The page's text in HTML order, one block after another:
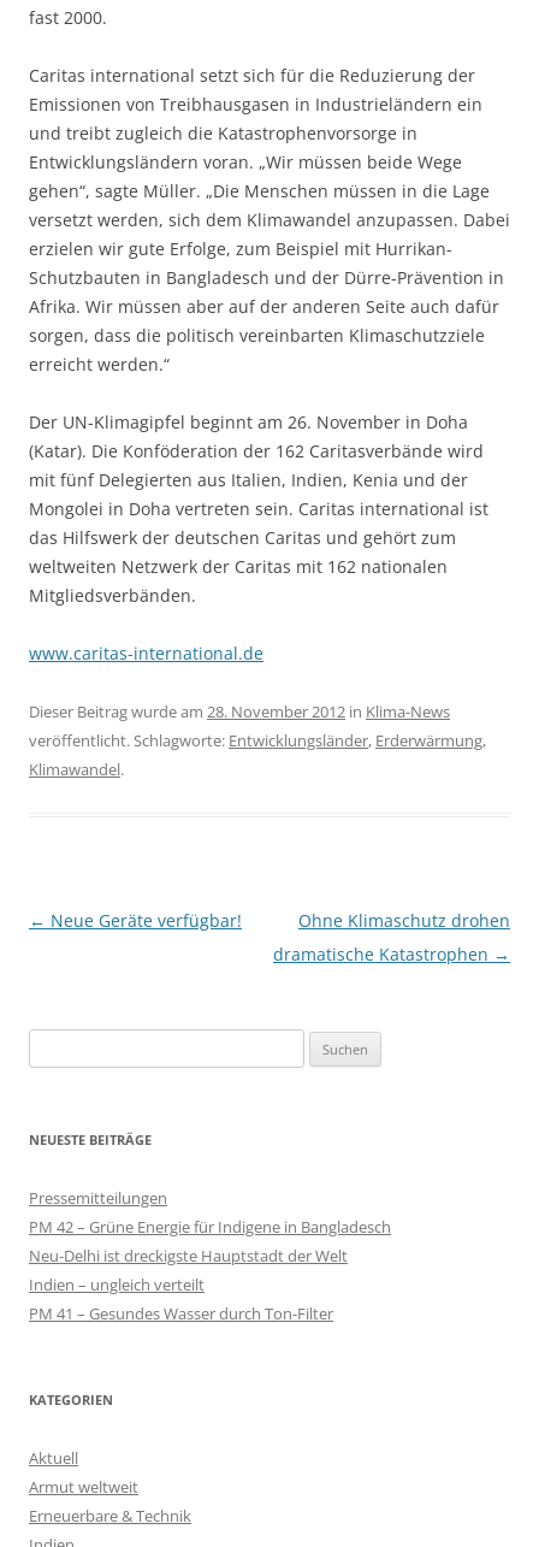
fast 2000.
Caritas international setzt sich für die Reduzierung der
Emissionen von Treibhausgasen in Industrieländern ein
und treibt zugleich die Katastrophenvorsorge in
Entwicklungsländern voran. „Wir müssen beide Wege
gehen“, sagte Müller. „Die Menschen müssen in die Lage
versetzt werden, sich dem Klimawandel anzupassen. Dabei
erzielen wir gute Erfolge, zum Beispiel mit Hurrikan-
Schutzbauten in Bangladesch und der Dürre-Prävention in
Afrika. Wir müssen aber auf der anderen Seite auch dafür
sorgen, dass die politisch vereinbarten Klimaschutzziele
erreicht werden.“
Der UN-Klimagipfel beginnt am 26. November in Doha
(Katar). Die Konföderation der 162 Caritasverbände wird
mit fünf Delegierten aus Italien, Indien, Kenia und der
Mongolei in Doha vertreten sein. Caritas international ist
das Hilfswerk der deutschen Caritas und gehört zum
weltweiten Netzwerk der Caritas mit 162 nationalen
Mitgliedsverbänden.
www.caritas-international.de
Dieser Beitrag wurde am 28. November 2012 in Klima-News
veröffentlicht. Schlagworte: Entwicklungsländer, Erderwärmung,
Klimawandel.
Beitragsnavigation
← Neue Geräte verfügbar!
Ohne Klimaschutz drohen
dramatische Katastrophen →
nach:
NEUESTE BEITRÄGE
Pressemitteilungen
PM 42 – Grüne Energie für Indigene in Bangladesch
Neu-Delhi ist dreckigste Hauptstadt der Welt
Indien – ungleich verteilt
PM 41 – Gesundes Wasser durch Ton-Filter
KATEGORIEN
Aktuell
Armut weltweit
Erneuerbare & Technik